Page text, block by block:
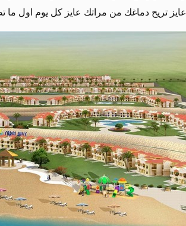
عايز تريح دماغك من مراتك عايز كل يوم اول